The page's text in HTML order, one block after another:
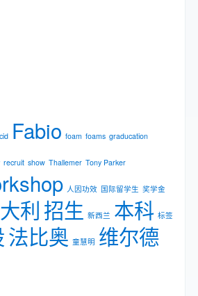
Fabio foam foams graducation
recruit show Thallemer Tony Parker
人因功效 国际留学生 奖学金
利招生 新⻄兰 本科 标签
法比奥 童慧明 维尔德